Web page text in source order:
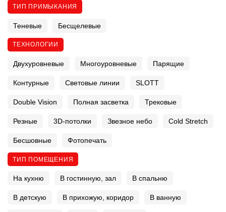
ТИП ПРИМЫКАНИЯ
Теневые Бесщелевые
ТЕХНОЛОГИИ
Двухуровневые Многоуровневые Парящие
Контурные Световые линии SLOTT
Double Vision Полная засветка Трековые
Резные 3D-потолки Звезное небо Cold Stretch
Бесшовные Фотопечать
ТИП ПОМЕЩЕНИЯ
На кухню В гостинную, зал В спальню
В детскую В прихожую, коридор В ванную